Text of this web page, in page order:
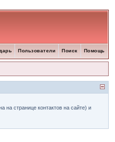
Помощь
Поиск
Пользователи
на странице контактов на сайте) и